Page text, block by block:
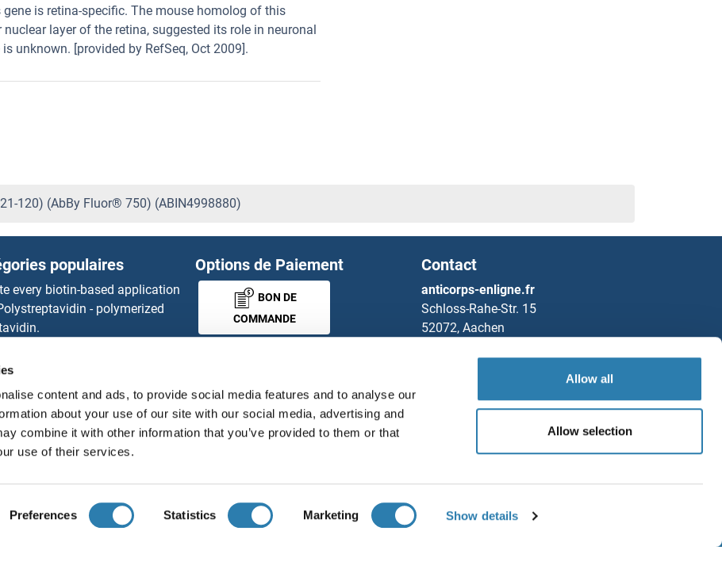
content and ads, to provide social media features and to analyse our
about your use of our site with our social media, advertising and
combine it with other information that you’ve provided to them or that
use of their services.
Preferences Statistics Marketing Show details
Allow all
Allow selection
is retina-specific. The mouse homolog of this
layer of the retina, suggested its role in neuronal
unknown. [provided by RefSeq, Oct 2009].
120) (AbBy Fluor® 750) (ABIN4998880)
populaires
every biotin-based application
- polymerized
RFP Antibody
Kits
online purchase process
Options de Paiement
BON DE
COMMANDE
GUARANTEE
Contact
anticorps-enligne.fr
Schloss-Rahe-Str. 15
52072, Aachen
+49 (0)241 95 163 153
+49 (0)241 95 163 155
Rockland Immunochemicals, Inc.
France
Sauvegarder / Partager